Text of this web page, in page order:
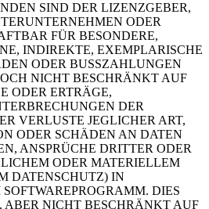
SIND DER LIZENZGEBER,
ODER
FÜR BESONDERE,
INDIREKTE, EXEMPLARISCHE
ODER BUSSZAHLUNGEN
NICHT BESCHRÄNKT AUF
ODER ERTRÄGE,
DER
VERLUSTE JEGLICHER ART,
ODER SCHÄDEN AN DATEN
ANSPRÜCHE DRITTER ODER
ODER MATERIELLEM
DATENSCHUTZ) IN
DIES
ABER NICHT BESCHRÄNKT AUF